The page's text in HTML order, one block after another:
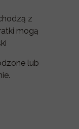
z
mogą
lub